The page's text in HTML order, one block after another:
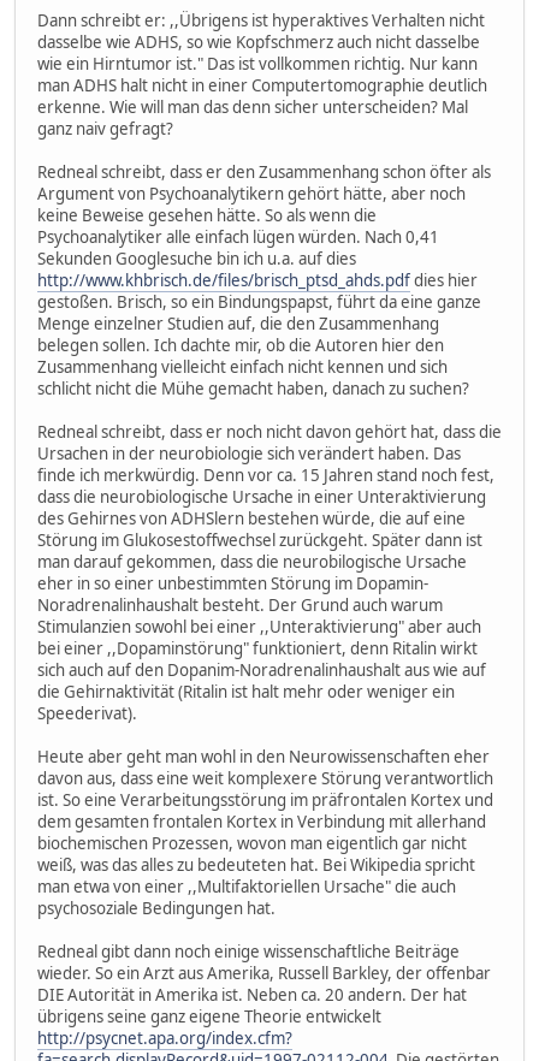
Dann schreibt er: ,,Übrigens ist hyperaktives Verhalten nicht
dasselbe wie ADHS, so wie Kopfschmerz auch nicht dasselbe
wie ein Hirntumor ist." Das ist vollkommen richtig. Nur kann
man ADHS halt nicht in einer Computertomographie deutlich
erkenne. Wie will man das denn sicher unterscheiden? Mal
ganz naiv gefragt?
Redneal schreibt, dass er den Zusammenhang schon öfter als
Argument von Psychoanalytikern gehört hätte, aber noch
keine Beweise gesehen hätte. So als wenn die
Psychoanalytiker alle einfach lügen würden. Nach 0,41
Sekunden Googlesuche bin ich u.a. auf dies
http://www.khbrisch.de/files/brisch_ptsd_ahds.pdfdies hier
gestoßen. Brisch, so ein Bindungspapst, führt da eine ganze
Menge einzelner Studien auf, die den Zusammenhang
belegen sollen. Ich dachte mir, ob die Autoren hier den
Zusammenhang vielleicht einfach nicht kennen und sich
schlicht nicht die Mühe gemacht haben, danach zu suchen?
Redneal schreibt, dass er noch nicht davon gehört hat, dass die
Ursachen in der neurobiologie sich verändert haben. Das
finde ich merkwürdig. Denn vor ca. 15 Jahren stand noch fest,
dass die neurobiologische Ursache in einer Unteraktivierung
des Gehirnes von ADHSlern bestehen würde, die auf eine
Störung im Glukosestoffwechsel zurückgeht. Später dann ist
man darauf gekommen, dass die neurobilogische Ursache
eher in so einer unbestimmten Störung im Dopamin-
Noradrenalinhaushalt besteht. Der Grund auch warum
Stimulanzien sowohl bei einer ,,Unteraktivierung" aber auch
bei einer ,,Dopaminstörung" funktioniert, denn Ritalin wirkt
sich auch auf den Dopanim-Noradrenalinhaushalt aus wie auf
die Gehirnaktivität (Ritalin ist halt mehr oder weniger ein
Speederivat).
Heute aber geht man wohl in den Neurowissenschaften eher
davon aus, dass eine weit komplexere Störung verantwortlich
ist. So eine Verarbeitungsstörung im präfrontalen Kortex und
dem gesamten frontalen Kortex in Verbindung mit allerhand
biochemischen Prozessen, wovon man eigentlich gar nicht
weiß, was das alles zu bedeuteten hat. Bei Wikipedia spricht
man etwa von einer ,,Multifaktoriellen Ursache" die auch
psychosoziale Bedingungen hat.
Redneal gibt dann noch einige wissenschaftliche Beiträge
wieder. So ein Arzt aus Amerika, Russell Barkley, der offenbar
DIE Autorität in Amerika ist. Neben ca. 20 andern. Der hat
übrigens seine ganz eigene Theorie entwickelt
http://psycnet.apa.org/index.cfm?